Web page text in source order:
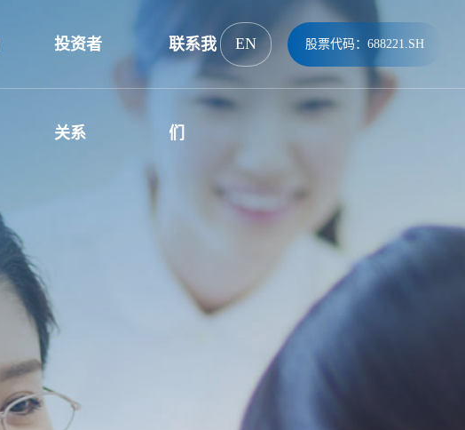
投资者
关系
联系我
们
EN 股票代码：688221.SH